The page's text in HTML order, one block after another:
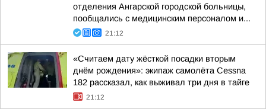
отделения Ангарской городской больницы,
пообщались с медицинским персоналом и...
21:12
«Считаем дату жёсткой посадки вторым
днём рождения»: экипаж самолёта Cessna
182 рассказал, как выживал три дня в тайге
21:12